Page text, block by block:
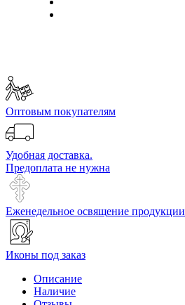
Оптовым покупателям
Удобная доставка.
Предоплата не нужна
Еженедельное освящение продукции
Иконы под заказ
Описание
Наличие